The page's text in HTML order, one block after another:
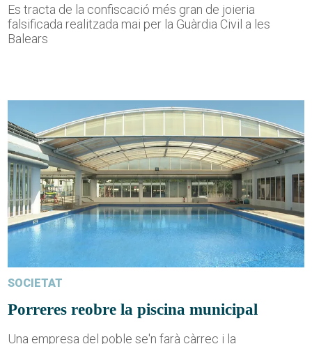
Es tracta de la confiscació més gran de joieria
falsificada realitzada mai per la Guàrdia Civil a les
Balears
SOCIETAT
Porreres reobre la piscina municipal
Una empresa del poble se'n farà càrrec i la